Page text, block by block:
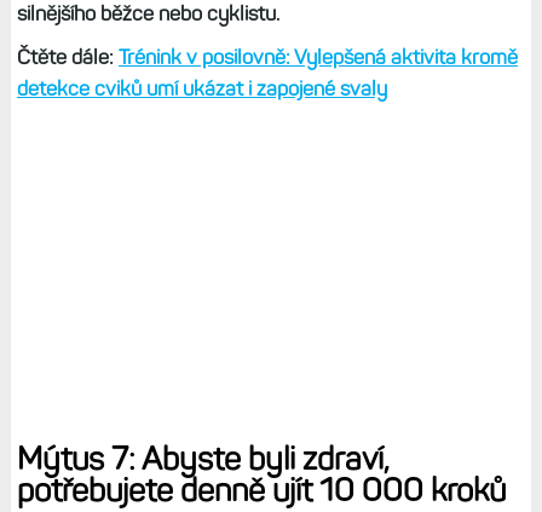
silnějšího běžce nebo cyklistu.
Čtěte dále: Trénink v posilovně: Vylepšená aktivita kromě
detekce cviků umí ukázat i zapojené svaly
Mýtus 7: Abyste byli zdraví,
potřebujete denně ujít 10 000 kroků